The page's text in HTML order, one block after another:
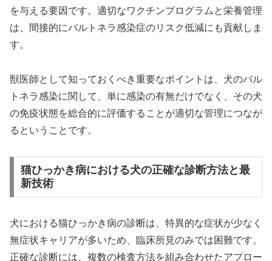
を与える要因です。適切なワクチンプログラムと栄養管理
は、間接的にバルトネラ感染症のリスク低減にも貢献しま
す。
獣医師として知っておくべき重要なポイントは、犬のバル
トネラ感染に関して、単に感染の有無だけでなく、その犬
の免疫状態を総合的に評価することが適切な管理につなが
るということです。
猫ひっかき病における犬の正確な診断方法と最
新技術
犬における猫ひっかき病の診断は、特異的な症状が少なく
無症状キャリアが多いため、臨床所見のみでは困難です。
正確な診断には、複数の検査方法を組み合わせたアプロー